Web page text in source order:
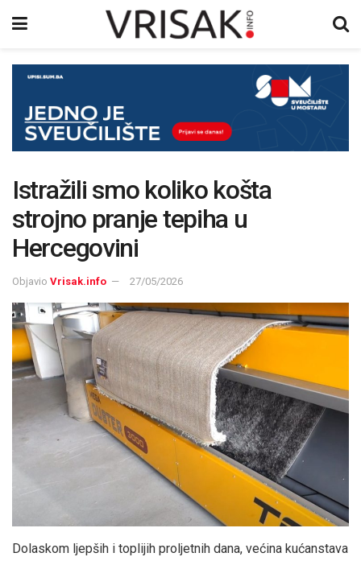
Istražili smo koliko košta
strojno pranje tepiha u
Hercegovini
Objavio Vrisak.info 27/05/2026
Dolaskom ljepših i toplijih proljetnih dana, većina kućanstava